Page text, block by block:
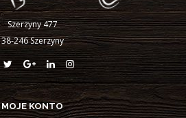
Szerzyny 477
38-246 Szerzyny
MOJE KONTO